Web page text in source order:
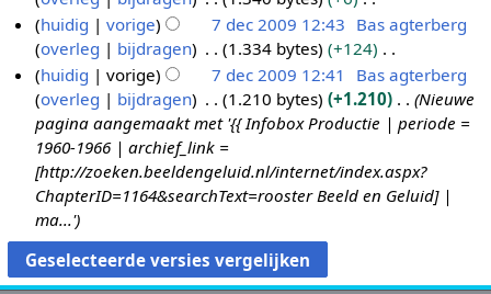
i
n
g
t
t
i
n
g
v
a
t
t
i
n
g
e
n
v
a
t
t
i
n
g
s
a
m
e
n
v
a
t
t
i
n
g
g
s
s
a
m
e
n
v
a
t
t
i
i
n
g
s
s
a
m
e
n
v
a
t
r
k
i
n
g
s
s
a
m
e
n
v
w
e
r
k
i
n
g
s
s
a
m
e
b
e
w
e
r
k
i
n
s
a
c
0
e
n
b
e
w
e
r
k
i
n
g
s
G
e
e
n
b
e
w
e
r
k
i
n
huidig vorige 7 dec 2009 12:43 Bas agterberg
overleg
bijdragen 1.334 bytes
+124
G
e
e
n
b
e
w
e
r
k
huidig vorige 7 dec 2009 12:41
Bas agterberg
overleg
bijdragen 1.210 bytes +1.210
Nieuwe
pagina aangemaakt met '{{ Infobox Productie | periode =
1960-1966 | archief_link =
[http://zoeken.beeldengeluid.nl/internet/index.aspx?
ChapterID=1164&searchText=rooster Beeld en Geluid] |
ma...'